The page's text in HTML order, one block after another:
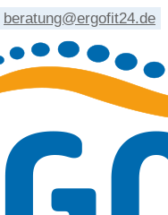
beratung@ergofit24.de